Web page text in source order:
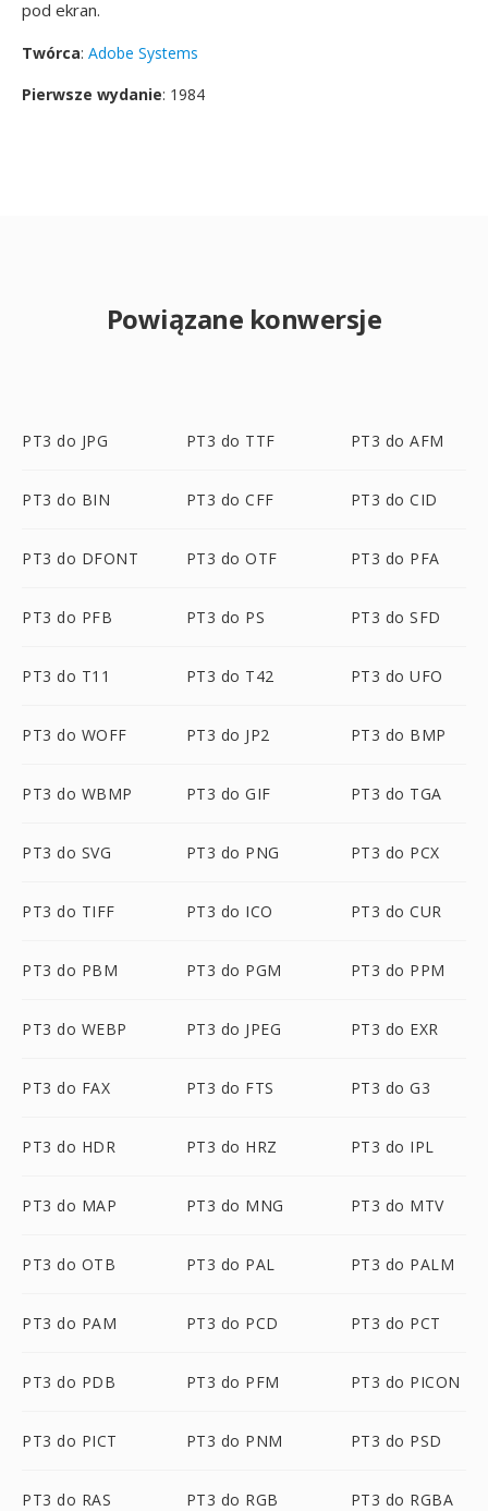
pod ekran.
Twórca: Adobe Systems
Pierwsze wydanie: 1984
Powiązane konwersje
PT3 do JPG PT3 do TTF PT3 do AFM
PT3 do BIN PT3 do CFF PT3 do CID
PT3 do DFONT PT3 do OTF PT3 do PFA
PT3 do PFB PT3 do PS PT3 do SFD
PT3 do T11 PT3 do T42 PT3 do UFO
PT3 do WOFF PT3 do JP2 PT3 do BMP
PT3 do WBMP PT3 do GIF PT3 do TGA
PT3 do SVG PT3 do PNG PT3 do PCX
PT3 do TIFF PT3 do ICO PT3 do CUR
PT3 do PBM PT3 do PGM PT3 do PPM
PT3 do WEBP PT3 do JPEG PT3 do EXR
PT3 do FAX PT3 do FTS PT3 do G3
PT3 do HDR PT3 do HRZ PT3 do IPL
PT3 do MAP PT3 do MNG PT3 do MTV
PT3 do OTB PT3 do PAL PT3 do PALM
PT3 do PAM PT3 do PCD PT3 do PCT
PT3 do PDB PT3 do PFM PT3 do PICON
PT3 do PICT PT3 do PNM PT3 do PSD
PT3 do RAS PT3 do RGB PT3 do RGBA